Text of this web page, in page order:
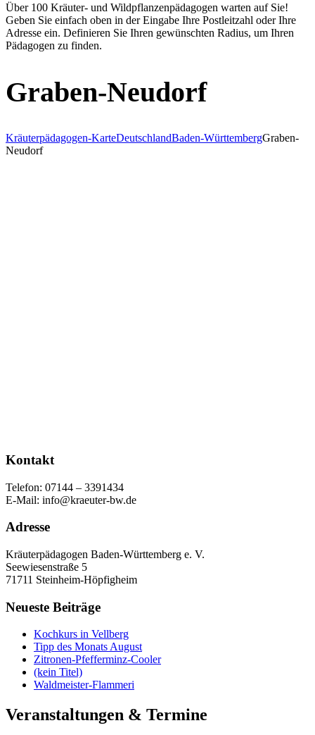
Über 100 Kräuter- und Wildpflanzenpädagogen warten auf Sie!
Geben Sie einfach oben in der Eingabe Ihre Postleitzahl oder Ihre
Adresse ein. Definieren Sie Ihren gewünschten Radius, um Ihren
Pädagogen zu finden.
Graben-Neudorf
Kräuterpädagogen-KarteDeutschlandBaden-WürttembergGraben-
Neudorf
Kontakt
Telefon: 07144 – 3391434
E-Mail: info@kraeuter-bw.de
Adresse
Kräuterpädagogen Baden-Württemberg e. V.
Seewiesenstraße 5
71711 Steinheim-Höpfigheim
Neueste Beiträge
Kochkurs in Vellberg
Tipp des Monats August
Zitronen-Pfefferminz-Cooler
(kein Titel)
Waldmeister-Flammeri
Veranstaltungen & Termine